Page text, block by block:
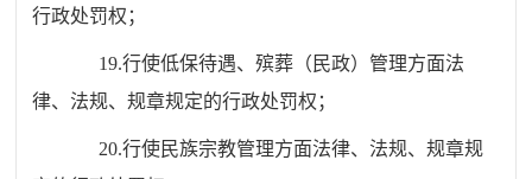
行政处罚权；
19.行使低保待遇、殡葬（民政）管理方面法
律、法规、规章规定的行政处罚权；
20.行使民族宗教管理方面法律、法规、规章规